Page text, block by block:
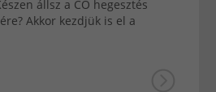
állsz a CO hegesztés
Akkor kezdjük is el a